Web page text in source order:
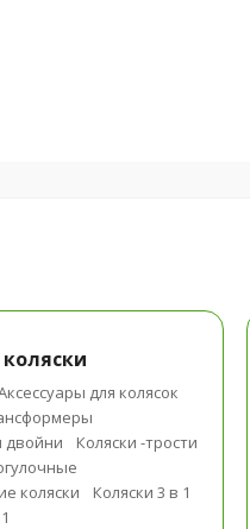
для колясок
двойни
Коляски -трости
коляски
Коляски 3 в 1